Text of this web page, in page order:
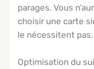
parages. Vous
choisir une carte
le nécessitent pas.
Optimisation du